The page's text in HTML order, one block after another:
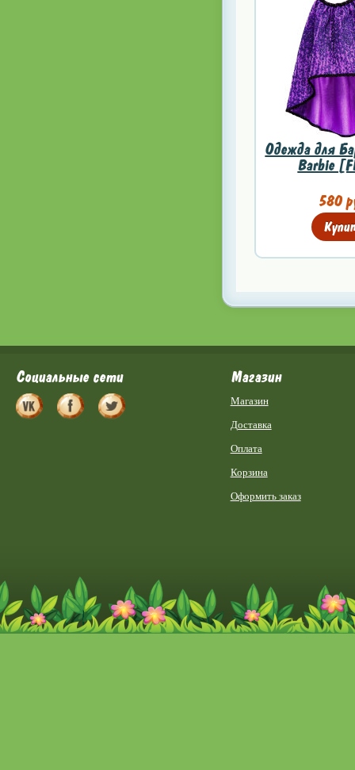
Одежда для
Barbie
580
Социальные сети Магазин
Магазин
Доставка
Оплата
Корзина
Оформить заказ